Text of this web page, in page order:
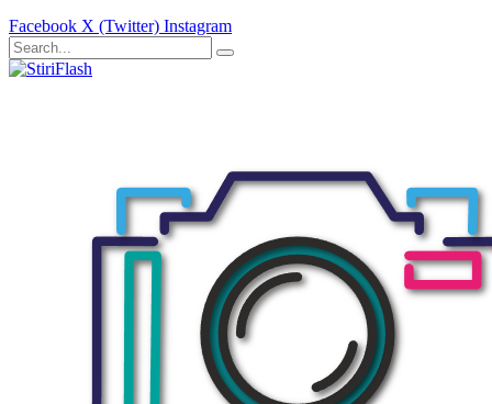
Facebook X (Twitter) Instagram